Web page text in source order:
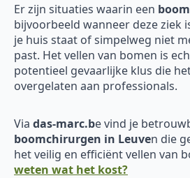
Er zijn situaties waarin een
bijvoorbeeld wanneer deze ziek
je huis staat of simpelweg niet
past. Het vellen van bomen is
potentieel gevaarlijke klus die
overgelaten aan professionals.
Via das-marc.be vind je
boomchirurgen in Leuven die
het veilig en efficiënt vellen van
weten wat het kost?